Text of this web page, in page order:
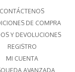
CONTÁCTENOS
DE COMPRA
Y DEVOLUCIONES
REGISTRO
MI CUENTA
AVANZADA